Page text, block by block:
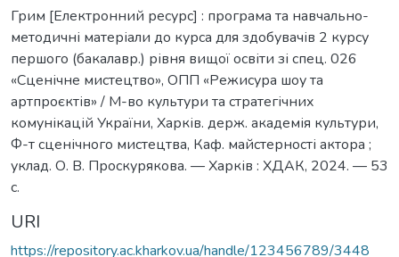
Грим [Електронний ресурс] : програма та навчально-
методичні матеріали до курса для здобувачів 2 курсу
першого (бакалавр.) рівня вищої освіти зі спец. 026
«Сценічне мистецтво», ОПП «Режисура шоу та
артпроєктів» / М-во культури та стратегічних
комунікацій України, Харків. держ. академія культури,
Ф-т сценічного мистецтва, Каф. майстерності актора ;
уклад. О. В. Проскурякова. — Харків : ХДАК, 2024. — 53
с.
URI
https://repository.ac.kharkov.ua/handle/123456789/3448